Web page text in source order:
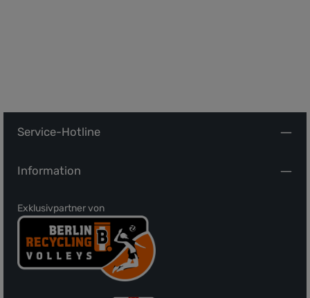
Service-Hotline
Information
Exklusivpartner von